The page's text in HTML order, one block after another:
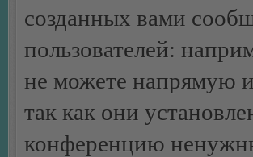
созданных вами
пользователей:
не можете напрямую
так как они
конференцию